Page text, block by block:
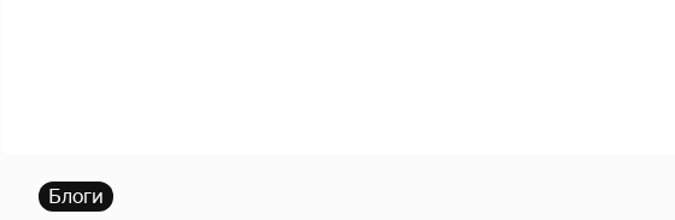
Блоги